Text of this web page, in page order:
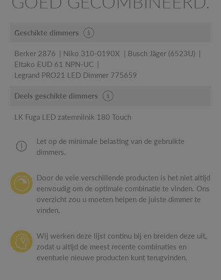
Geschikte dimmers
Berker 2876 Niko 310-0190X
Busch Jäger (6523U)
Eltako EUD 61 NPN-UC
Legrand PRO21 LED Dimmer 775659
Deels geschikte dimmers
LK Fuga LED zatemnilnik 180 Touch
Let op de minimale belasting van de gebruikte
dimmers.
Door de vele verschillende producten is het niet altijd
eenvoudig om de optimale combinatie te vinden. Ons
overzicht zou u moeten helpen de juiste dimmer te
vinden.
Wij werken deze lijst continu bij en breiden deze uit,
zodat u altijd de meest recente combinaties en
eventuele nieuwe producten kunt terugvinden.